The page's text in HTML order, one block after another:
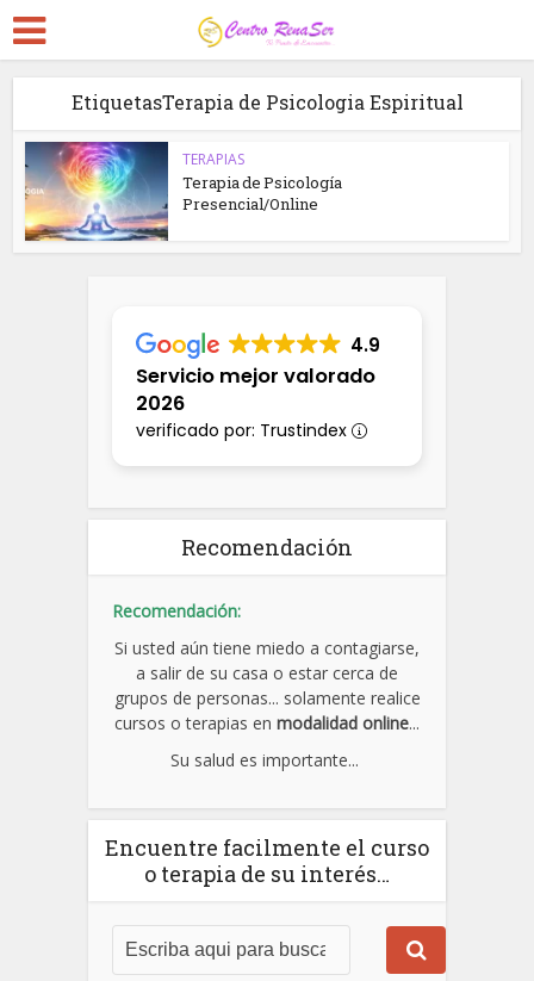
EtiquetasTerapia de Psicologia Espiritual
TERAPIAS
Terapia de Psicología
Presencial/Online
4.9
Servicio mejor valorado
2026
verificado por: Trustindex
Recomendación
Recomendación:
Si usted aún tiene miedo a contagiarse,
a salir de su casa o estar cerca de
grupos de personas... solamente realice
cursos o terapias en modalidad online...
Su salud es importante...
Encuentre facilmente el curso
o terapia de su interés…